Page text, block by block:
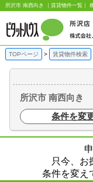
所沢市 南西向き ｜賃貸物件一覧｜
TOPページ 賃貸物件検索
所沢市 南西向き
条件を変
只今、お
条件を変え